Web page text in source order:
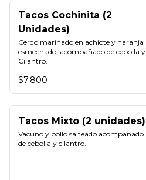
Tacos Cochinita (2
Unidades)
Cerdo marinado en achiote y naranja
esmechado, acompañado de cebolla y
Cilantro.
$7.800
Tacos Mixto (2 unidades)
Vacuno y pollo salteado acompañado
de cebolla y cilantro.